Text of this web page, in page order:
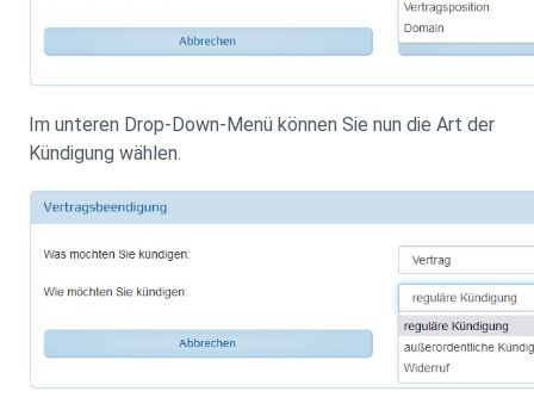
Im unteren Drop-Down-Menü können Sie nun die Art der
Kündigung wählen.